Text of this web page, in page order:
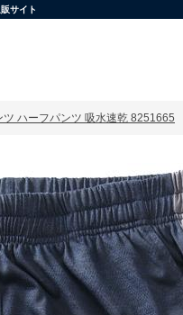
サイト
ハーフパンツ 吸水速乾 8251665